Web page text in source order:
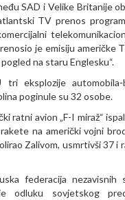
SAD i Velike Britanije
TV prenos
je emisiju američke
na staru Englesku“.
eksplozije automobila-
poginule su 32 osobe.
ratni avion „F-I miraž“
na američki vojni
Zalivom, usmrtivši 37 i
federacija nezavisnih
odluku sovjetskog